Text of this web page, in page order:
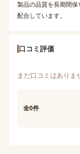
製品の品質を長期間
配合しています。
口コミ評価
まだ口コミはありま
全0件